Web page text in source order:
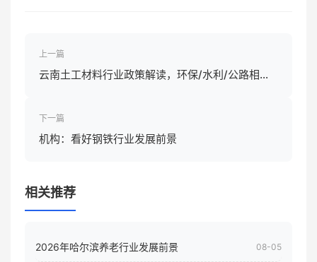
上一篇
云南土工材料行业政策解读，环保/水利/公路相关
下一篇
机构：看好钢铁行业发展前景
相关推荐
2026年哈尔滨养老行业发展前景 08-05